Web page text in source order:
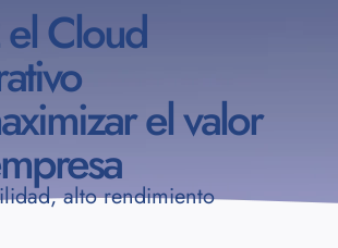
Cloud
el valor
alto rendimiento